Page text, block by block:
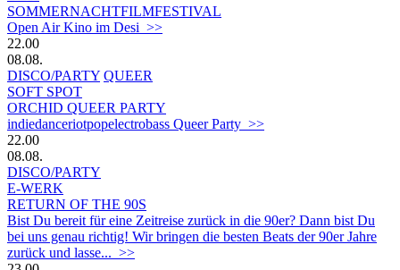
SOMMERNACHTFILMFESTIVAL
Open Air Kino im Desi >>
22.00
08.08.
DISCO/PARTY QUEER
SOFT SPOT
ORCHID QUEER PARTY
indiedanceriotpopelectrobass Queer Party >>
22.00
08.08.
DISCO/PARTY
E-WERK
RETURN OF THE 90S
Bist Du bereit für eine Zeitreise zurück in die 90er? Dann bist Du
bei uns genau richtig! Wir bringen die besten Beats der 90er Jahre
zurück und lasse... >>